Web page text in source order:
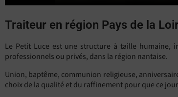
Traiteur en région Pays de la
Le Petit Luce est une structure à taille humaine,
professionnels ou privés, dans la région nantaise.
Union, baptême, communion religieuse,
choix de la qualité et du raffinement pour que ce